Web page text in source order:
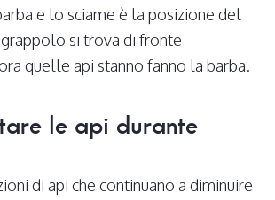
e lo sciame è la posizione del
si trova di fronte
quelle api stanno fanno la barba.
le api durante
di api che continuano a diminuire